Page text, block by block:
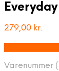
279,00 kr.
Varenummer